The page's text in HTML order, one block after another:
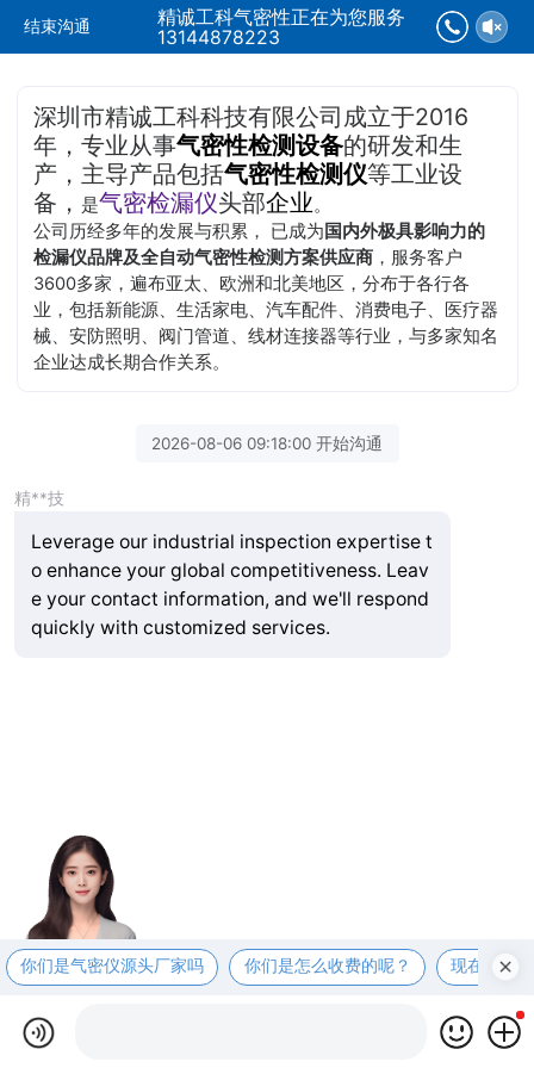
结束沟通
精诚工科气密性正在为您服务
13144878223
深圳市精诚工科科技有限公司成立于2016
年，专业从事气密性检测设备的研发和生
产，主导产品包括气密性检测仪等工业设
备， 是气密检漏仪头部企业。
公司历经多年的发展与积累， 已成为国内外极具影响力的
检漏仪品牌及全自动气密性检测方案供应商 ，服务客户
3600多家，遍布亚太、欧洲和北美地区，分布于各行各
业，包括新能源、生活家电、汽车配件、消费电子、医疗器
械、安防照明、阀门管道、线材连接器等行业，与多家知名
企业达成长期合作关系。
2026-08-06 09:18:00 开始沟通
精**技
Leverage our industrial inspection expertise t
o enhance your global competitiveness. Leav
e your contact information, and we'll respond
quickly with customized services.
你们是气密仪源头厂家吗 你们是怎么收费的呢？ 现在有优